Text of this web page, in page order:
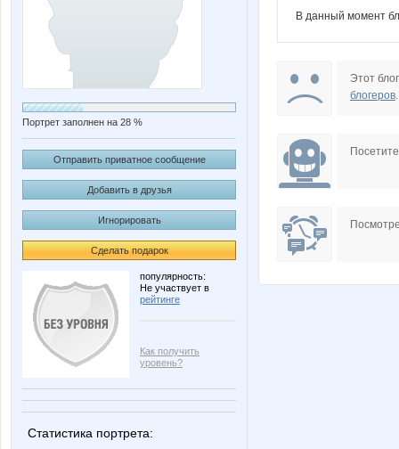
Портрет заполнен на 28 %
Отправить приватное сообщение
Добавить в друзья
Игнорировать
Сделать подарок
популярность:
Не участвует в
рейтинге
Как получить
уровень?
Статистика портрета:
В данный момент
Этот
блогеров.